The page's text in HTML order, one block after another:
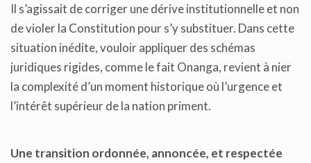
Il s’agissait de corriger une dérive institutionnelle et non
de violer la Constitution pour s’y substituer. Dans cette
situation inédite, vouloir appliquer des schémas
juridiques rigides, comme le fait Onanga, revient à nier
la complexité d’un moment historique où l’urgence et
l’intérêt supérieur de la nation priment.
Une transition ordonnée, annoncée, et respectée